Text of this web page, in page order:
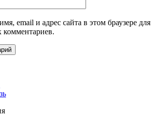
email и адрес сайта в этом браузере для